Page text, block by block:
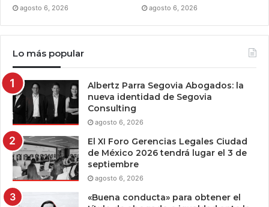
agosto 6, 2026 agosto 6, 2026
Lo más popular
Albertz Parra Segovia Abogados: la
nueva identidad de Segovia
Consulting
agosto 6, 2026
El XI Foro Gerencias Legales Ciudad
de México 2026 tendrá lugar el 3 de
septiembre
agosto 6, 2026
«Buena conducta» para obtener el